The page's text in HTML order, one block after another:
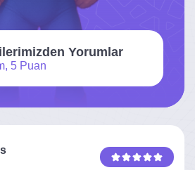
Yorumlar
5 Puan